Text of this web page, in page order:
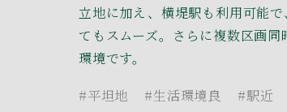
立地に加え、横堤駅も利用可能
てもスムーズ。さらに複数区画
環境です。
#平坦地
#生活環境良 #駅近